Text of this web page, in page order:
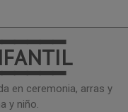
en ceremonia, arras y
y niño.